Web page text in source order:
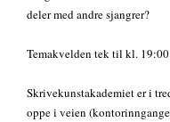
deler med andre sjangrer?
Temakvelden tek til kl.
Skrivekunstakademiet er i
oppe i veien